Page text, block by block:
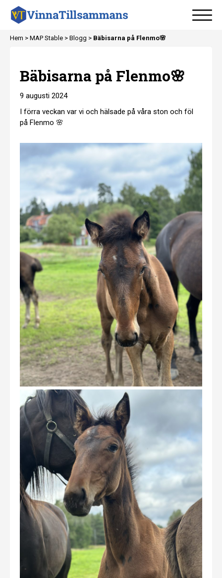
Hem > MAP Stable > Blogg > Bäbisarna på Flenmo🌸
Bäbisarna på Flenmo🌸
9 augusti 2024
I förra veckan var vi och hälsade på våra ston och föl
på Flenmo 🌸